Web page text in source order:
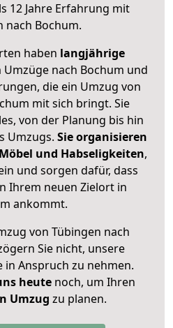
12 Jahre Erfahrung mit
nach Bochum.
haben langjährige
Umzüge nach Bochum und
die ein Umzug von
mit sich bringt. Sie
von der Planung bis hin
Umzugs. Sie organisieren
und Habseligkeiten,
und sorgen dafür, dass
Ihrem neuen Zielort in
ankommt.
von Tübingen nach
Sie nicht, unsere
Anspruch zu nehmen.
heutenoch, um Ihren
Umzug zu planen.